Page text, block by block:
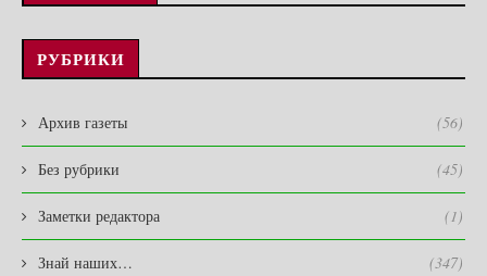
РУБРИКИ
Архив газеты (56)
Без рубрики (45)
Заметки редактора (1)
Знай наших… (347)